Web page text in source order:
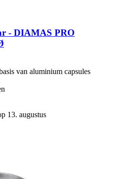
-​ DIAMAS PRO
van aluminium capsules
13. augustus